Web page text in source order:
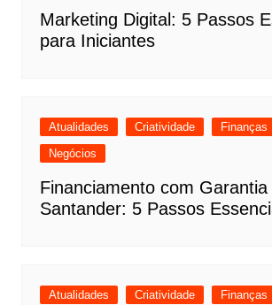
Marketing Digital: 5 Passos
para Iniciantes
Atualidades Criatividade Finanças
Negócios
Financiamento com Garantia
Santander: 5 Passos
Atualidades Criatividade Finanças